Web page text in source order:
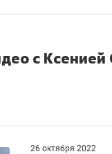
с
26 октября 2022